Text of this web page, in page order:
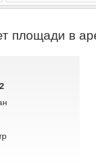
площади в